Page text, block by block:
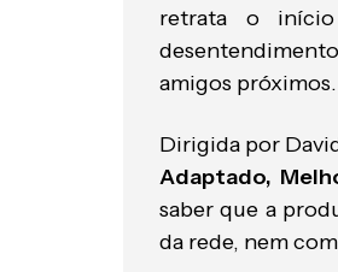
retrata o
amigos próximos.
Dirigida por
Adaptado,
saber que a
da rede, nem